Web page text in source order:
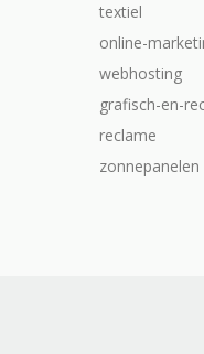
textiel
online-
webhosting
grafisch-en-
reclame
zonnepanelen